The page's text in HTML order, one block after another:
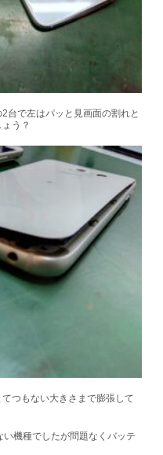
台で左はパッと見画面の割れと
う？
つもない大きさまで膨張して
機種でしたが問題なくバッテ